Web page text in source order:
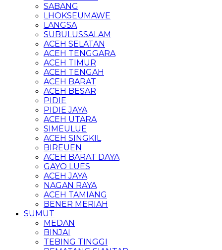
SABANG
LHOKSEUMAWE
LANGSA
SUBULUSSALAM
ACEH SELATAN
ACEH TENGGARA
ACEH TIMUR
ACEH TENGAH
ACEH BARAT
ACEH BESAR
PIDIE
PIDIE JAYA
ACEH UTARA
SIMEULUE
ACEH SINGKIL
BIREUEN
ACEH BARAT DAYA
GAYO LUES
ACEH JAYA
NAGAN RAYA
ACEH TAMIANG
BENER MERIAH
SUMUT
MEDAN
BINJAI
TEBING TINGGI